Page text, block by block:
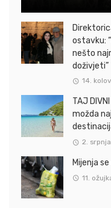
ostavku:
nešto
doživjeti”
14.
TAJ
možda
2.
Mijenja
11.